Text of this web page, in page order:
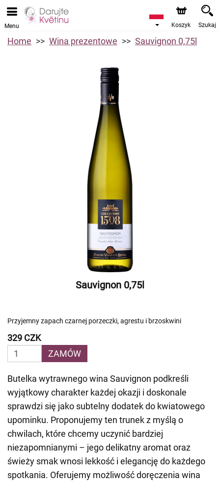
Menu Koszyk Szukaj
Home Wina prezentowe Sauvignon 0,75l
Sauvignon 0,75l
Przyjemny zapach czarnej porzeczki, agrestu i brzoskwini
329 CZK
ZAMÓW
Butelka wytrawnego wina Sauvignon podkreśli
wyjątkowy charakter każdej okazji i doskonale
sprawdzi się jako subtelny dodatek do kwiatowego
upominku. Proponujemy ten trunek z myślą o
chwilach, które chcemy uczynić bardziej
niezapomnianymi – jego delikatny aromat oraz
świeży smak wnosi lekkość i elegancję do każdego
spotkania. Oferujemy możliwość doręczenia wina